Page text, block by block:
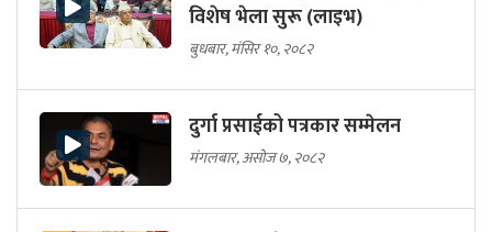
विशेष भेला सुरू (लाइभ)
बुधबार, मंसिर १०, २०८२
दुर्गा प्रसाईको पत्रकार सम्मेलन
मंगलबार, असोज ७, २०८२